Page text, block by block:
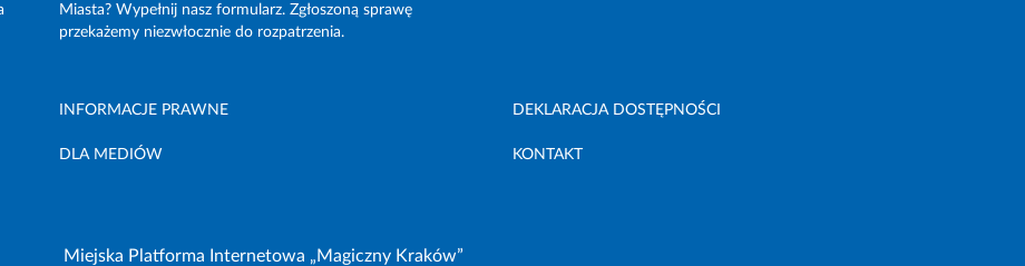
Miasta? Wypełnij nasz formularz. Zgłoszoną sprawę
przekażemy niezwłocznie do rozpatrzenia.
INFORMACJE PRAWNE DEKLARACJA DOSTĘPNOŚCI
DLA MEDIÓW KONTAKT
Miejska Platforma Internetowa „Magiczny Kraków”